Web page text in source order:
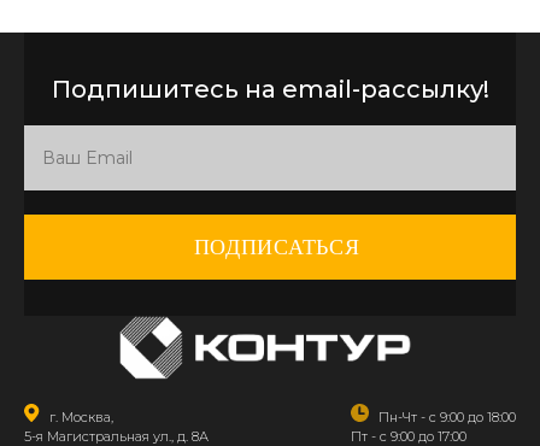
Подпишитесь на email-рассылку!
ПОДПИСАТЬСЯ
г. Москва,
5-я Магистральная ул., д. 8А
Пн-Чт - с 9:00 до 18:00
Пт - с 9:00 до 17:00